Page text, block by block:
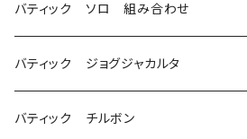
バティック ソロ 組み合わせ
バティック ジョグジャカルタ
バティック チルボン